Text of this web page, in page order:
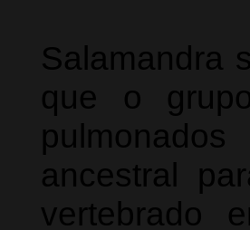
Salamandra
que o
ancestral
vertebrado